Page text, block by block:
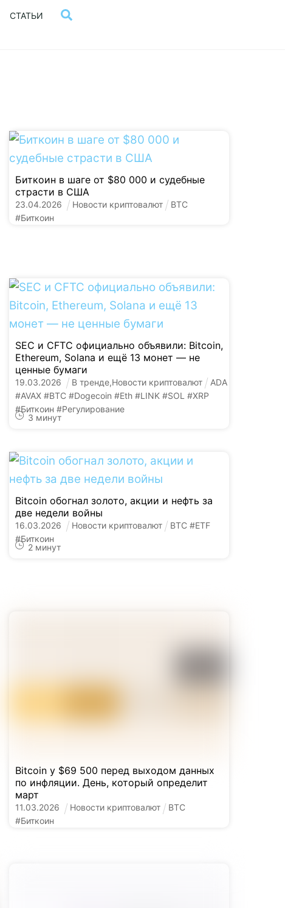
СТАТЬИ
Биткоин в шаге от $80 000 и судебные
страсти в США
23.04.2026 Новости криптовалют
BTC
#Биткоин
SEC и CFTC официально объявили: Bitcoin,
Ethereum, Solana и ещё 13 монет — не
ценные бумаги
19.03.2026 В тренде,Новости криптовалют
ADA
#AVAX #BTC #Dogecoin #Eth #LINK #SOL #XRP
#Биткоин #Регулирование
3 минут
Bitcoin обогнал золото, акции и нефть за
две недели войны
16.03.2026 Новости криптовалют BTC #ETF
#Биткоин
2 минут
Bitcoin у $69 500 перед выходом данных
по инфляции. День, который определит
март
11.03.2026 Новости криптовалют
BTC
#Биткоин